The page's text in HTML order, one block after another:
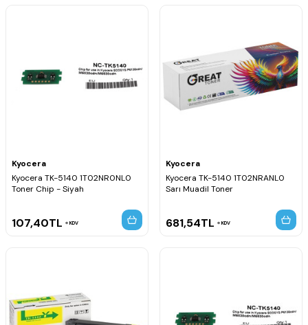
Kyocera
Kyocera TK-5140 1T02NR0NL0
Toner Chip - Siyah
107,40TL KDV
Kyocera
Kyocera TK-5140 1T02NRANL0
Sarı Muadil Toner
681,54TL KDV